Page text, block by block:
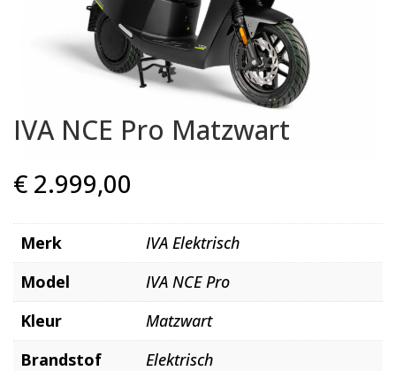
IVA NCE Pro Matzwart
€ 2.999,00
Merk
IVA Elektrisch
Model
IVA NCE Pro
Kleur
Matzwart
Brandstof
Elektrisch